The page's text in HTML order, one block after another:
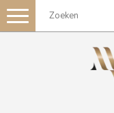
Toggle
navigation